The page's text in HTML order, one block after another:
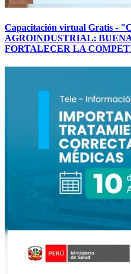
Capacitación virtual Gratis -
AGROINDUSTRIAL:
FORTALECER LA